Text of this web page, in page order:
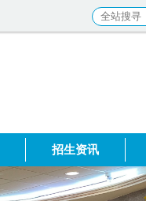
招生资讯